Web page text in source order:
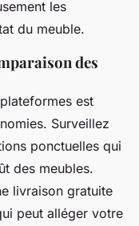
les
du meuble.
des
est
Surveillez
ponctuelles qui
des meubles.
livraison gratuite
peut alléger votre